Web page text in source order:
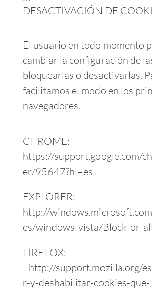
DESACTIVACIÓN DE
El usuario en todo momento
cambiar la configuración de
bloquearlas o desactivarlas.
facilitamos el modo en los
navegadores.
CHROME:
https://support.google.com/
er/95647?hl=es
EXPLORER:
http://
es/windows-vista/Block-or-
FIREFOX:
http://support.mozilla.org/
r-y-deshabilitar-cookies-